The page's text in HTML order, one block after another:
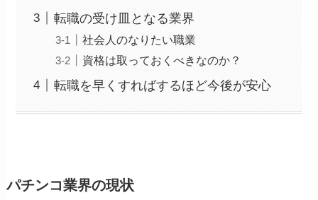
転職の受け皿となる業界
社会人のなりたい職業
資格は取っておくべきなのか？
転職を早くすればするほど今後が安心
パチンコ業界の現状